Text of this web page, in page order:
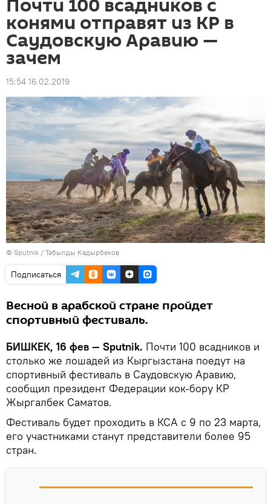
Почти 100 всадников с
конями отправят из КР в
Саудовскую Аравию —
зачем
15:54 16.02.2019
© Sputnik / Табылды Кадырбеков
Подписаться
Весной в арабской стране пройдет
спортивный фестиваль.
БИШКЕК, 16 фев — Sputnik. Почти 100 всадников и
столько же лошадей из Кыргызстана поедут на
спортивный фестиваль в Саудовскую Аравию,
сообщил президент Федерации кок-бору КР
Жыргалбек Саматов.
Фестиваль будет проходить в КСА с 9 по 23 марта,
его участниками станут представители более 95
стран.